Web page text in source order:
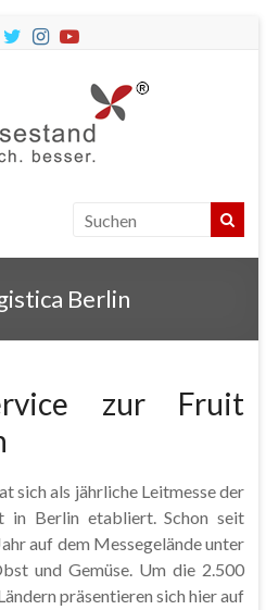
Messestände
für
Berlin
zur Fruit
sich als jährliche Leitmesse der
in Berlin etabliert. Schon seit
auf dem Messegelände unter
und Gemüse. Um die 2.500
präsentieren sich hier auf